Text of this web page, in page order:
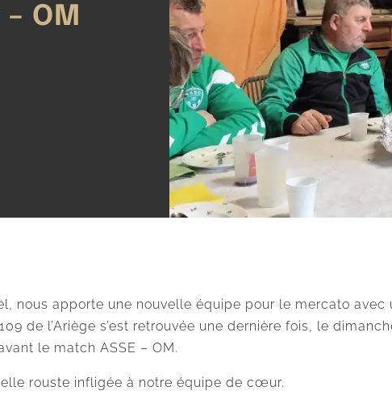
OM
nous apporte une nouvelle équipe pour le mercato avec
de l’Ariège s’est retrouvée une dernière fois, le
le match ASSE – OM.
rouste infligée à notre équipe de cœur.